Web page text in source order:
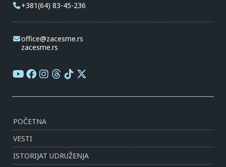
+381(64) 83-45-236
office@zacesme.rs
zacesme.rs
POČETNA
VESTI
ISTORIJAT UDRUŽENJA